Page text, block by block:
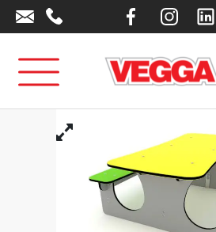
Αρχική σελίδα Αστικός Εξοπλισμός/